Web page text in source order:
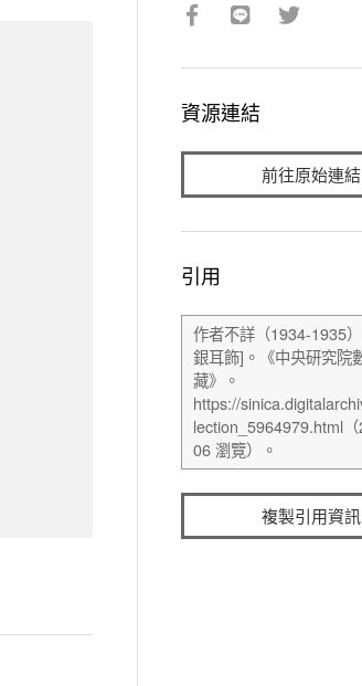
資源連結
前往原始連結
引用
複製引用資訊